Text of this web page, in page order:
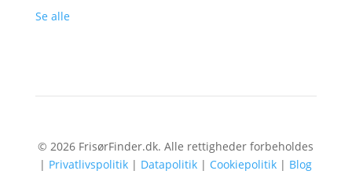
Se alle
© 2026 FrisørFinder.dk. Alle rettigheder forbeholdes
| Privatlivspolitik | Datapolitik | Cookiepolitik | Blog